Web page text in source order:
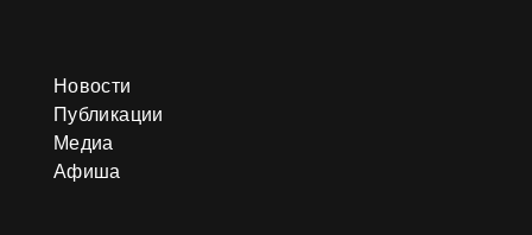
Новости
Публикации
Медиа
Афиша